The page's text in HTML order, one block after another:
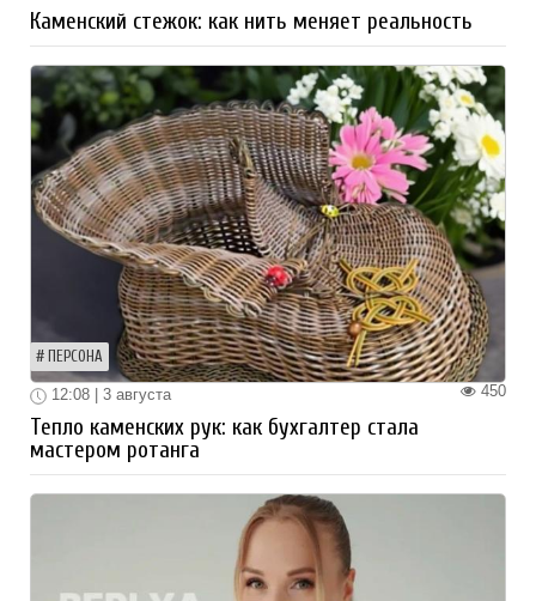
Каменский стежок: как нить меняет реальность
ПЕРСОНА
450
12:08 | 3 августа
Тепло каменских рук: как бухгалтер стала
мастером ротанга